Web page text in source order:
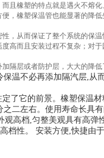
且 橡塑的特点就是遇火不熔
，橡塑保温管也能显著的降
，从而保证了整个系统的保
高而且安装过程不复杂；对
隔层或者防护层，大大的降
保温不必再添加隔汽层,从
了它的前景。橡塑保温
二左右。使用寿命长具
观高档,匀整美观具有高弹
档性。 安装方便,快捷由